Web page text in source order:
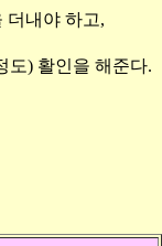
더내야 하고,
도) 활인을 해준다.